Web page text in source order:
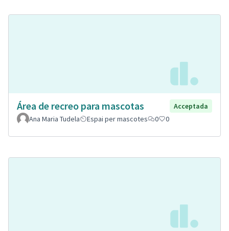
Área de recreo para mascotas
Acceptada
Ana Maria Tudela
Espai per mascotes 0 0